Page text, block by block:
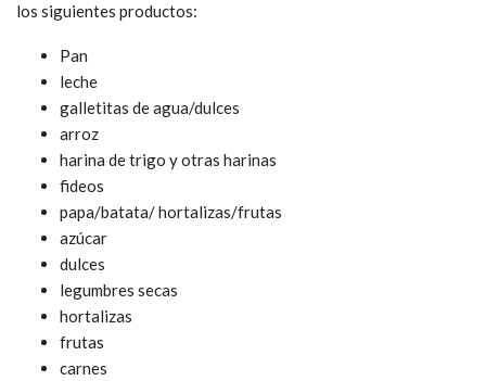
los siguientes productos:
Pan
leche
galletitas de agua/dulces
arroz
harina de trigo y otras harinas
fideos
papa/batata/ hortalizas/frutas
azúcar
dulces
legumbres secas
hortalizas
frutas
carnes